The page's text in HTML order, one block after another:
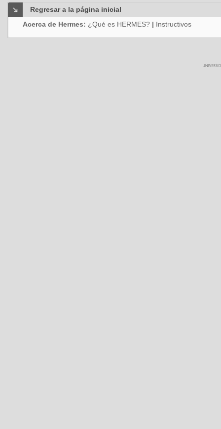
Regresar a la página inicial
Acerca de Hermes: ¿Qué es HERMES? | Instructivos